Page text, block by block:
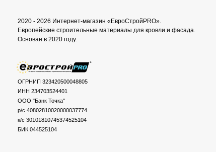
2020 - 2026 Интернет-магазин «ЕвроСтройPRO».
Европейские строительные материалы для кровли и фасада.
Основан в 2020 году.
ОГРНИП 323420500048805
ИНН 234703524401
ООО "Банк Точка"
р/с 40802810020000037774
к/с 30101810745374525104
БИК 044525104